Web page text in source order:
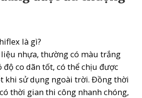
là gì?
nhựa, thường có màu trắng
độ co dãn tốt, có thể chịu được
khi sử dụng ngoài trời. Đồng thời
thời gian thi công nhanh chóng,